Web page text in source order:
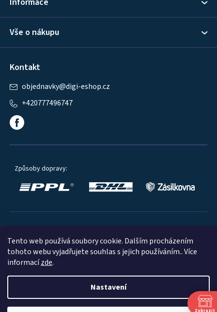
Tento web používá soubory cookie. Dalším procházením
tohoto webu vyjadřujete souhlas s jejich používáním.. Více
informacízde.
Nastavení
Vše o nákupu
Kontakt
objednavky@digi-eshop.cz
+420777496747
Způsoby dopravy:
Oblíbené způsoby platby:
© 2023